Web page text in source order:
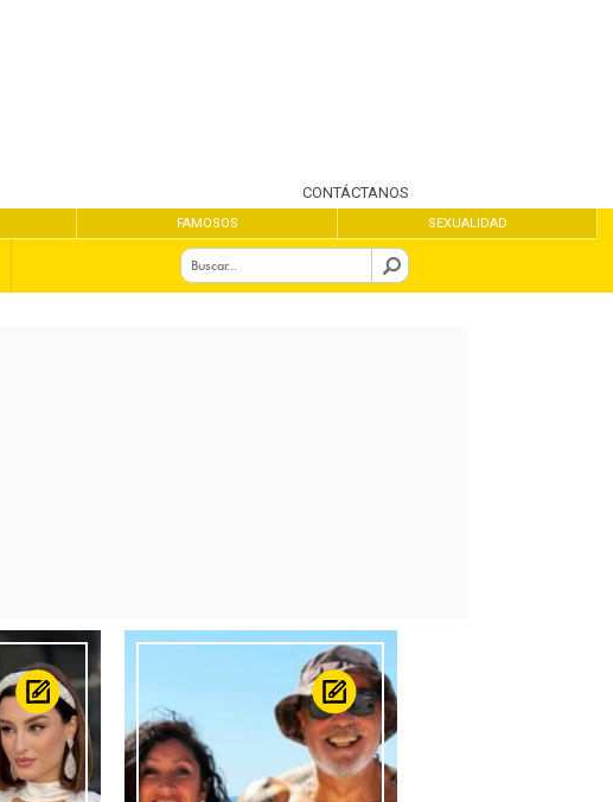
CONTÁCTANOS
FAMOSOS SEXUALIDAD